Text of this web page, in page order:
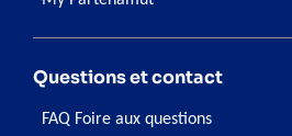
Questions et contact
FAQ Foire aux questions